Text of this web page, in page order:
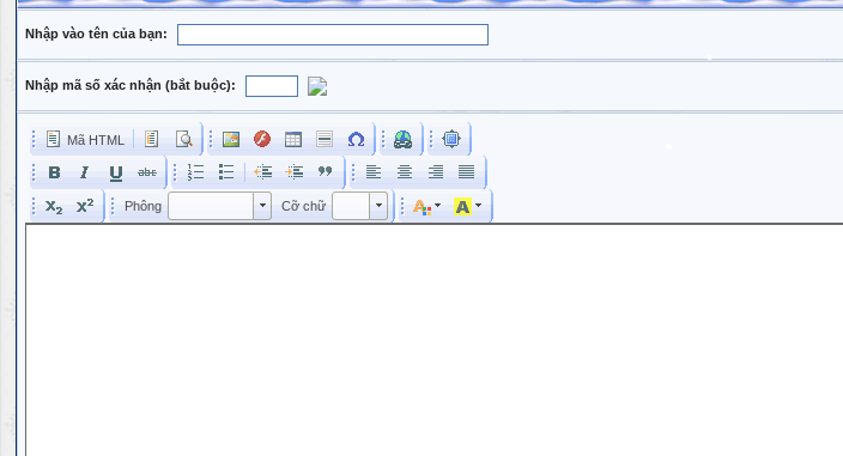
Nhập vào tên của bạn:
Nhập mã số xác nhận (bắt buộc):
Mã HTML
Phông Cỡ chữ Kích cỡ phông